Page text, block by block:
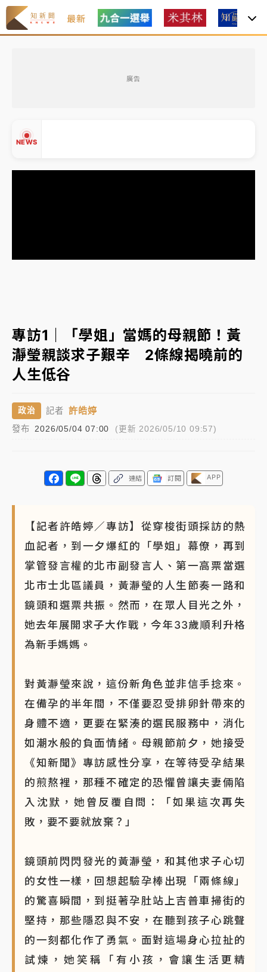
最新
廣告
NEWS
中信慈善基金會想增加董事人數！辜仲諒向法院聲請遭
駁 理由曝光
故宮《龍藏經》特展第2檔！今線上預約開賣一度塞車
雨熱區曝
旅局回應了
中信慈善基金會想增加董事人數！辜仲諒向法院聲請遭
駁 理由曝光
故宮《龍藏經》特展第2檔！今線上預約開賣一度塞車
周六起展出延長至晚上7時
父親節泡湯了！中颱白海豚雨彈轟3天 「紅到發紫」降
雨熱區曝
專訪1｜「學姐」當媽的母親節！黃
瀞瑩親談求子艱辛 2條線揭曉前的
人生低谷
政治 記者 許皓婷
發布 2026/05/04 07:00 (更新 2026/05/10 09:57)
連結 訂閱 APP
【記者許皓婷／專訪】從穿梭街頭採訪的熱
血記者，到一夕爆紅的「學姐」幕僚，再到
掌管發言權的北市副發言人、第一高票當選
北市士北區議員，黃瀞瑩的人生節奏一路和
鏡頭和選票共振。然而，在眾人目光之外，
她去年展開求子大作戰，今年33歲順利升格
為新手媽媽。
對黃瀞瑩來說，這份新角色並非信手捻來。
在備孕的半年間，不僅要忍受排卵針帶來的
身體不適，更要在緊湊的選民服務中，消化
如潮水般的負面情緒。母親節前夕，她接受
《知新聞》專訪感性分享，在等待受孕結果
的煎熬裡，那種不確定的恐懼曾讓夫妻倆陷
入沈默，她曾反覆自問：「如果這次再失
敗，要不要就放棄？」
鏡頭前閃閃發光的黃瀞瑩，和其他求子心切
的女性一樣，回想起驗孕棒出現「兩條線」
的驚喜瞬間，到挺著孕肚站上吉普車掃街的
堅持，那些隱忍與不安，在聽到孩子心跳聲
的一刻都化作了勇氣。面對這場身心拉扯的
試煉，她笑稱「有小孩，會讓生活更精